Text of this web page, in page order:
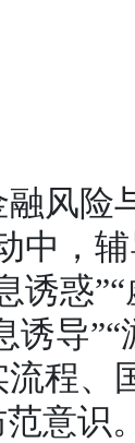
风险
中，
惑
诱导
程、
意识